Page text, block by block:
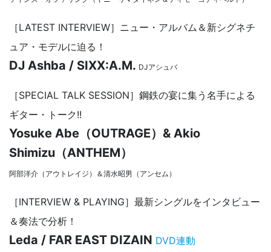
［LATEST INTERVIEW］ニュー・アルバム＆新シグネチ
ュア・モデルに迫る！
DJ Ashba / SIXX:A.M. DJアシュバ
［SPECIAL TALK SESSION］鋼鉄の宴に集う名手による
ギター・トーク!!
Yosuke Abe（OUTRAGE）& Akio
Shimizu（ANTHEM）
阿部洋介（アウトレイジ）＆清水昭男（アンセム）
［INTERVIEW & PLAYING］最新シングルをインタビュー
＆奏法で分析！
Leda / FAR EAST DIZAIN DVD連動